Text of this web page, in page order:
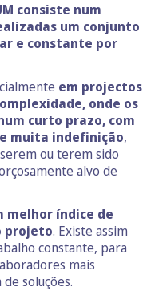
consiste num
um conjunto
e constante por
em projectos
onde os
curto prazo, com
muita indefinição,
ou terem sido
alvo de
melhor índice de
projeto. Existe assim
constante, para
mais
soluções.